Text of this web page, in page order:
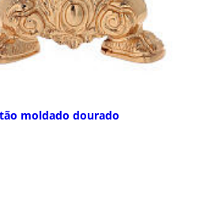
moldado dourado